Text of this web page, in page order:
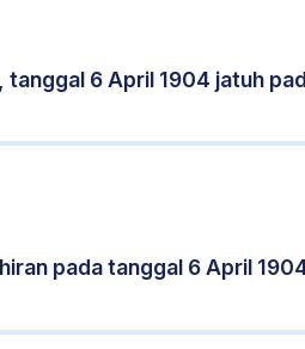
6 April 1904 jatuh
pada tanggal 6 April